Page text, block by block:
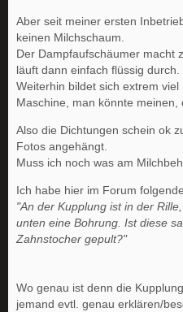
Aber seit meiner ersten
keinen Milchschaum.
Der Dampfaufschäumer macht
läuft dann einfach flüssig durch.
Weiterhin bildet sich extrem
Maschine, man könnte
Also die Dichtungen schein ok
Fotos angehängt.
Muss ich noch was am
Ich habe hier im Forum
"An der Kupplung ist in der
unten eine Bohrung. Ist diese
Zahnstocher gepult?"
Wo genau ist denn die
jemand evtl. genau erklären/